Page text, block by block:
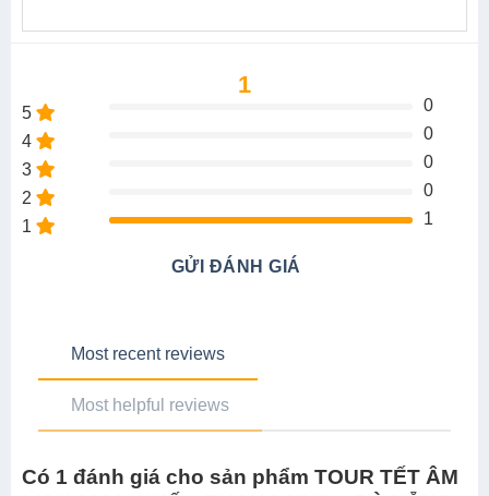
1
5
0
4
0
3
0
2
0
1
1
GỬI ĐÁNH GIÁ
Most recent reviews
Most helpful reviews
Có 1 đánh giá cho sản phẩm TOUR TẾT ÂM